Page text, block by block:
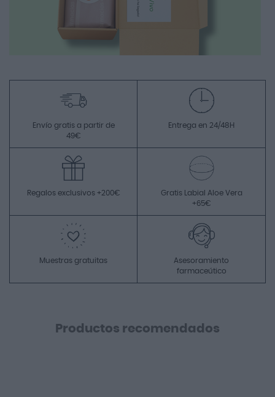
Envío gratis a partir de
49€
Entrega en 24/48H
Regalos exclusivos +200€
Gratis Labial Aloe Vera
+65€
Muestras gratuitas
Asesoramiento
farmaceútico
Productos recomendados